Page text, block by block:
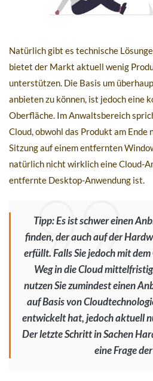
Natürlich gibt es technische
bietet der Markt aktuell wenig
unterstützen. Die Basis um
anbieten zu können, ist jedoch eine
Oberfläche. Im Anwaltsbereich
Cloud, obwohl das Produkt am
Sitzung auf einem entfernten
natürlich nicht wirklich eine Cloud-
entfernte Desktop-Anwendung ist.
Tipp: Es ist schwer einen
finden, der auch auf der
erfüllt. Falls Sie jedoch mit
Weg in die Cloud
nutzen Sie zumindest einen
auf Basis von
entwickelt hat, jedoch aktuell
Der letzte Schritt in Sachen
eine Frage